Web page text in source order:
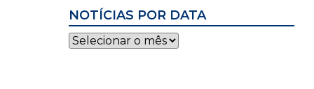
NOTÍCIAS POR DATA
Notícias
por